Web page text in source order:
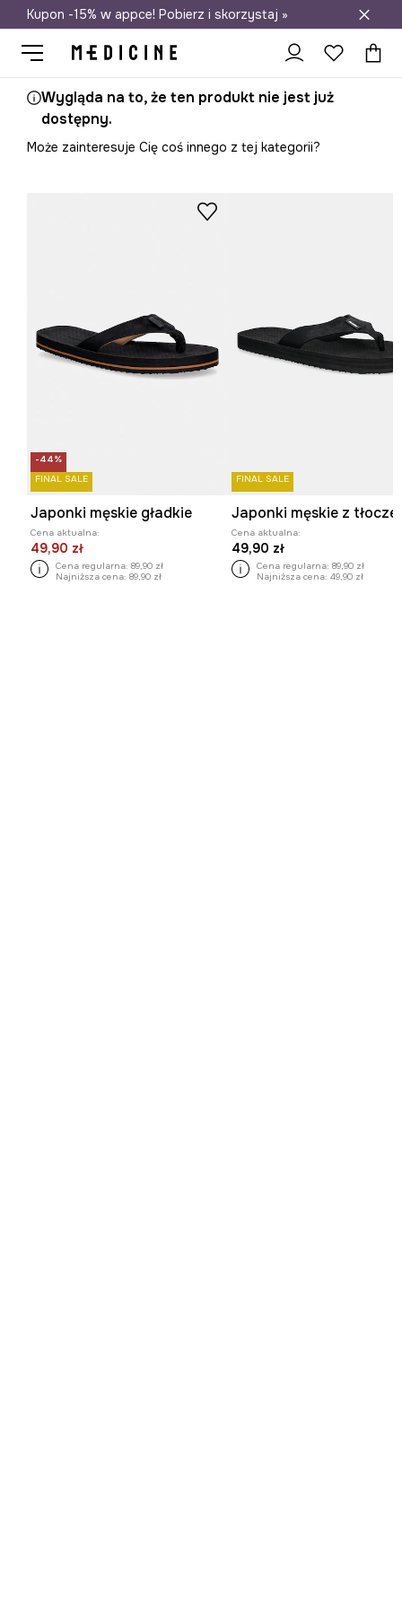
Darmowa dostawa do salonów
Kupon -15% w appce! Pobierz i skorzystaj »
Wygląda na to, że ten produkt nie jest już
dostępny.
Może zainteresuje Cię coś innego z tej kategorii?
-44%
FINAL SALE
Japonki męskie gładkie
Cena aktualna:
49,90 zł
Cena regularna: 89,90 zł
Najniższa cena: 89,90 zł
FINAL SALE
Cena aktualna:
49,90 zł
Cena regularna: 89,90 zł
Najniższa cena: 49,90 zł